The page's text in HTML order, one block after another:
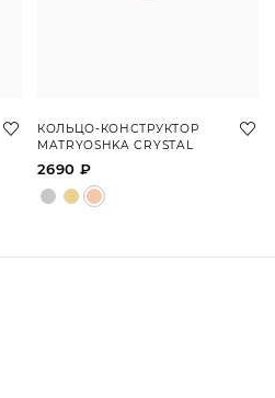
КОЛЬЦО-КОНСТРУКТОР
MATRYOSHKA CRYSTAL
2690 ₽